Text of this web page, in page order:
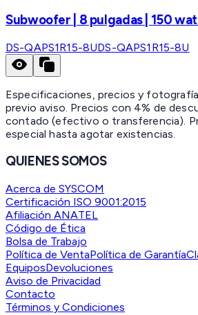
Subwoofer | 8 pulgadas | 150
DS-QAPS1R15-8UDS-QAPS1R15-8U
Especificaciones, precios y
previo aviso. Precios con 4% de
contado (efectivo o transferencia).
especial hasta agotar existencias.
QUIENES SOMOS
Acerca de SYSCOM
Certificación ISO 9001:2015
Afiliación ANATEL
Código de Ética
Bolsa de Trabajo
Política de VentaPolítica de Garantía
EquiposDevoluciones
Aviso de Privacidad
Contacto
Términos y Condiciones